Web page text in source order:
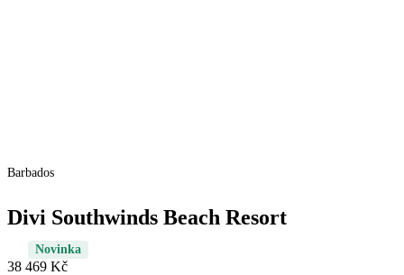
Barbados
Divi Southwinds Beach Resort
Novinka
38 469 Kč